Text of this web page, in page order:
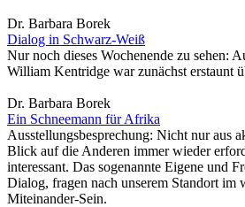
Dr. Barbara Borek
Dialog in Schwarz-Weiß
Nur noch dieses Wochenende zu sehen:
William Kentridge war zunächst erstaunt
Dr. Barbara Borek
Ein Schneemann für Afrika
Ausstellungsbesprechung: Nicht nur aus
Blick auf die Anderen immer wieder
interessant. Das sogenannte Eigene und
Dialog, fragen nach unserem Standort im
Miteinander-Sein.